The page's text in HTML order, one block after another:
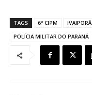
TAGS 6ª CIPM IVAIPORÃ
POLÍCIA MILITAR DO PARANÁ